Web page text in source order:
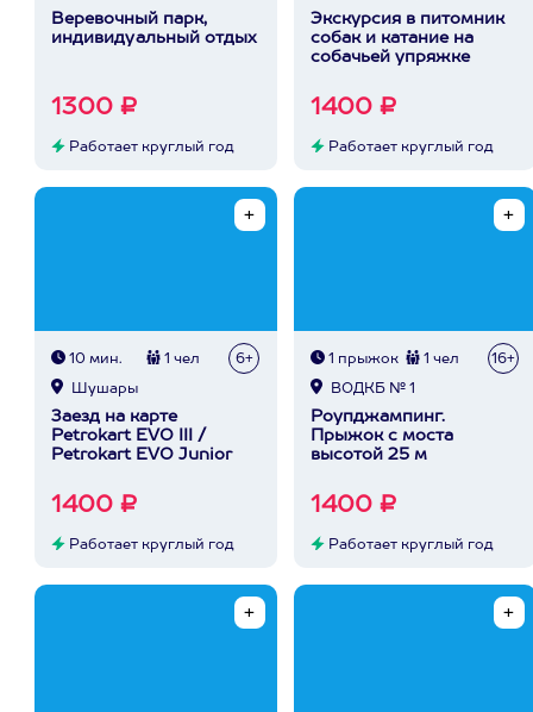
Веревочный парк,
индивидуальный отдых
1300 ₽
Работает круглый год
Экскурсия в питомник
собак и катание на
собачьей упряжке
1400 ₽
Работает круглый год
10 мин. 1 чел 6+
Шушары
Заезд на карте
Petrokart EVO III /
Petrokart EVO Junior
1400 ₽
Работает круглый год
1 прыжок 1 чел 16+
ВОДКБ № 1
Роупджампинг.
Прыжок с моста
высотой 25 м
1400 ₽
Работает круглый год